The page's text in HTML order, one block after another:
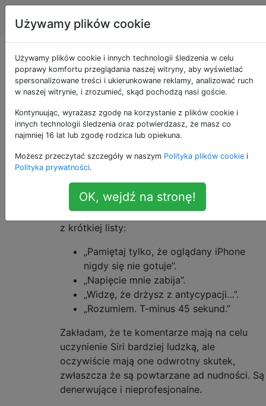
Apple Tagi
Jak mogę wyłączyć
żarty Siri?
9
Używam Siri do ustawiania krótkich timerów,
sekund”. To jest na iPhone 7 Plus z systemem
Działa świetnie, ale za każdym razem, gdy
Siri potwierdza licznik, dodaje dowcipny żart
z krótkiej listy:
„Pamiętaj tylko, że oglądany iPhone
nigdy się nie gotuje”.
„Napięcie mnie zabija”.
„Widzę, że drżysz z antycypacji…”.
„Rozumiem. T-minus 45 sekund.”
Zakładam, że te komentarze mają na celu
uczynienie Siri bardziej ludzką, ale
oczywiście mają one odwrotny skutek,
zwłaszcza że są powtarzane ad nudności. Są
denerwujące i nieprofesjonalne.
Używamy plików cookie
Używamy plików cookie i innych technologii śledzenia w celu
poprawy komfortu przeglądania naszej witryny, aby wyświetlać
spersonalizowane treści i ukierunkowane reklamy, analizować ruch
w naszej witrynie, i zrozumieć, skąd pochodzą nasi goście.
Kontynuując, wyrażasz zgodę na korzystanie z plików cookie i
innych technologii śledzenia oraz potwierdzasz, że masz co
najmniej 16 lat lub zgodę rodzica lub opiekuna.
Możesz przeczytać szczegóły w naszym Polityka plików cookie i
Polityka prywatności.
OK, wejdź na stronę!